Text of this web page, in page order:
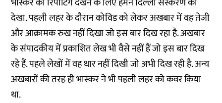
देखा. पहली लहर के दौरान कोविड को लेकर अखबार में वह तेजी
और आक्रामक रुख नहीं दिखा जो इस बार दिख रहा है. अखबार
के संपादकीय में प्रकाशित लेख भी वैसे नहीं हैं जो इस बार दिख
रहे हैं. पहले लेखों में वह धार नहीं दिखी जो अभी दिख रही है. अन्य
अखबारों की तरह ही भास्कर ने भी पहली लहर को कवर किया
था.